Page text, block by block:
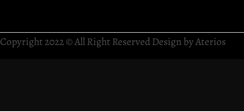
Copyright 2022 © All Right Reserved Design by Aterios